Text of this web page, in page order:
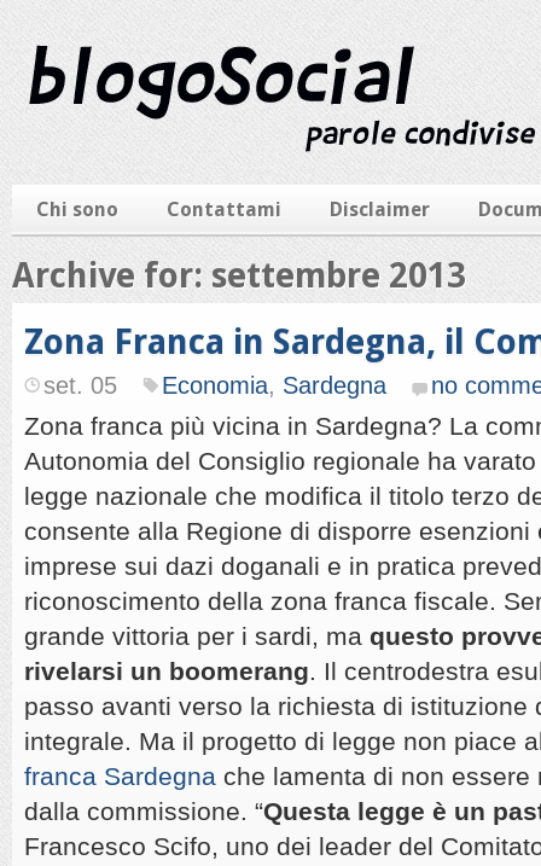
Chi sono Contattami Disclaimer
Archive for: settembre 2013
Zona Franca in Sardegna, il
set. 05 Economia, Sardegna no
Zona franca più vicina in Sardegna? La
Autonomia del Consiglio regionale ha
legge nazionale che modifica il titolo terzo
consente alla Regione di disporre esenzioni
imprese sui dazi doganali e in pratica
riconoscimento della zona franca fiscale.
grande vittoria per i sardi, ma questo
rivelarsi un boomerang. Il centrodestra
passo avanti verso la richiesta di istituzione
integrale. Ma il progetto di legge non piace
franca Sardegna che lamenta di non
dalla commissione. “Questa legge è un
Francesco Scifo, uno dei leader del